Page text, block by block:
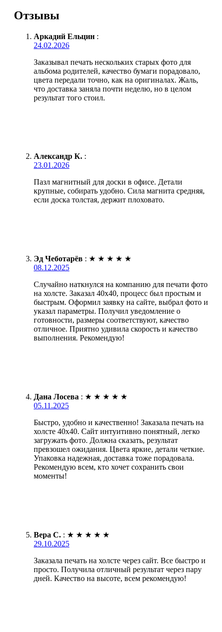
Отзывы
Аркадий Ельцин :
24.02.2026
Заказывал печать нескольких старых фото для
альбома родителей, качество бумаги порадовало,
цвета передали точно, как на оригиналах. Жаль,
что доставка заняла почти неделю, но в целом
результат того стоил.
Александр К. :
23.01.2026
Пазл магнитный для доски в офисе. Детали
крупные, собирать удобно. Сила магнита средняя,
если доска толстая, держит плоховато.
Эд Чеботарёв : ★ ★ ★ ★ ★
08.12.2025
Случайно наткнулся на компанию для печати фото
на холсте. Заказал 40х40, процесс был простым и
быстрым. Оформил заявку на сайте, выбрал фото и
указал параметры. Получил уведомление о
готовности, размеры соответствуют, качество
отличное. Приятно удивила скорость и качество
выполнения. Рекомендую!
Дана Лосева : ★ ★ ★ ★ ★
05.11.2025
Быстро, удобно и качественно! Заказала печать на
холсте 40х40. Сайт интуитивно понятный, легко
загружать фото. Должна сказать, результат
превзошел ожидания. Цвета яркие, детали четкие.
Упаковка надежная, доставка тоже порадовала.
Рекомендую всем, кто хочет сохранить свои
моменты!
Вера С. : ★ ★ ★ ★ ★
29.10.2025
Заказала печать на холсте через сайт. Все быстро и
просто. Получила отличный результат через пару
дней. Качество на высоте, всем рекомендую!